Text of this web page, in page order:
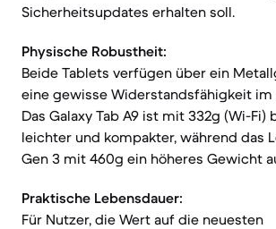
Sicherheitsupdates erhalten soll.
Physische Robustheit:
Beide Tablets verfügen über ein
eine gewisse Widerstandsfähigkeit
Das Galaxy Tab A9 ist mit 332g (Wi-Fi)
leichter und kompakter, während das
Gen 3 mit 460g ein höheres Gewicht
Praktische Lebensdauer:
Für Nutzer, die Wert auf die neuesten